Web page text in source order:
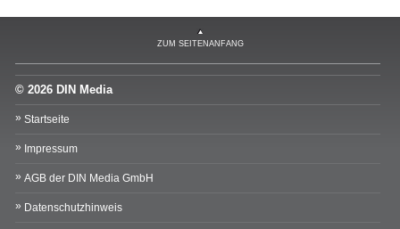
ZUM SEITENANFANG
© 2026 DIN Media
Startseite
Impressum
AGB der DIN Media GmbH
Datenschutzhinweis